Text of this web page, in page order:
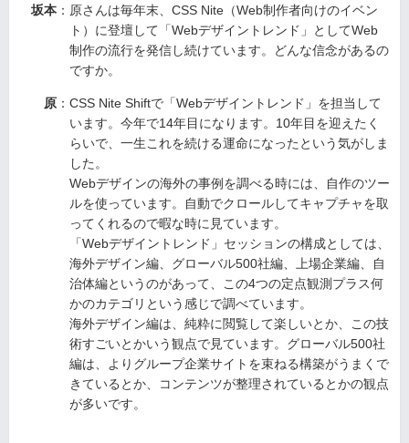
坂本 ：原さんは毎年末、CSS Nite（Web制作者向けのイベン
ト）に登壇して「Webデザイントレンド」としてWeb
制作の流行を発信し続けています。どんな信念があるの
ですか。
原 ：CSS Nite Shiftで「Webデザイントレンド」を担当して
います。今年で14年目になります。10年目を迎えたく
らいで、一生これを続ける運命になったという気がしま
した。
Webデザインの海外の事例を調べる時には、自作のツー
ルを使っています。自動でクロールしてキャプチャを取
ってくれるので暇な時に見ています。
「Webデザイントレンド」セッションの構成としては、
海外デザイン編、グローバル500社編、上場企業編、自
治体編というのがあって、この4つの定点観測プラス何
かのカテゴリという感じで調べています。
海外デザイン編は、純粋に閲覧して楽しいとか、この技
術すごいとかいう観点で見ています。グローバル500社
編は、よりグループ企業サイトを束ねる構築がうまくで
きているとか、コンテンツが整理されているとかの観点
が多いです。